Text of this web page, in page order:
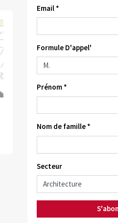
Email *
Formule D'appel'
Prénom *
Nom de famille *
Secteur